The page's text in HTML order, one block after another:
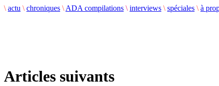
\ actu \ chroniques \ ADA compilations \ interviews \ spéciales \ à
Articles suivants